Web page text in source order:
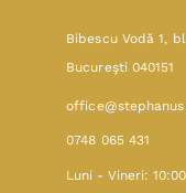
Bibescu Vodă 1,
Bucureşti 040151
0748 065 431
Luni - Vineri: